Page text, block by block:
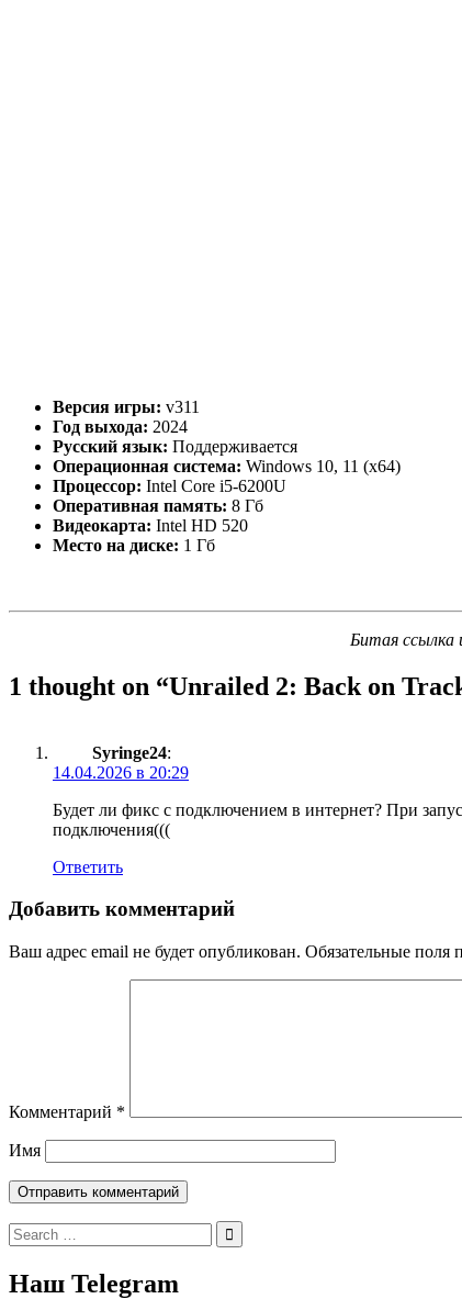
Версия игры: v311
Год выхода: 2024
Русский язык: Поддерживается
Операционная система: Windows 10, 11 (x64)
Процессор: Intel Core i5-6200U
Оперативная память: 8 Гб
Видеокарта: Intel HD 520
Место на диске: 1 Гб
Битая ссылка
1 thought on “Unrailed 2: Back on
Syringe24:
14.04.2026 в 20:29
Будет ли фикс с подключением в интернет? При
подключения(((
Ответить
Добавить комментарий
Ваш адрес email не будет опубликован. Обязательные поля
Комментарий *
Имя
Search
for:
Наш Telegram